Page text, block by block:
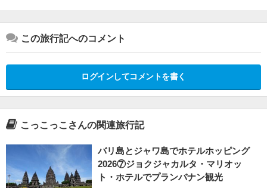
この旅行記へのコメント
ログインしてコメントを書く
こっこっこさんの関連旅行記
バリ島とジャワ島でホテルホッピング
2026⑦ジョクジャカルタ・マリオッ
ト・ホテルでプランバナン観光